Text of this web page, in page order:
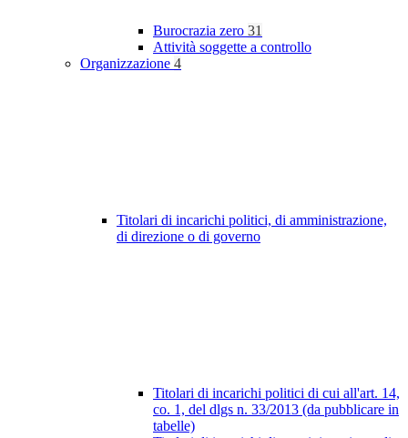
Burocrazia zero 31
Attività soggette a controllo
Organizzazione 4
Titolari di incarichi politici, di amministrazione,
di direzione o di governo
Titolari di incarichi politici di cui all'art. 14,
co. 1, del dlgs n. 33/2013 (da pubblicare in
tabelle)